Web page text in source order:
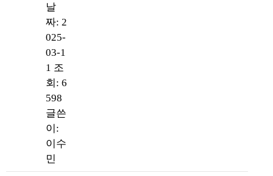
날
짜: 2
025-
03-1
1 조
회: 6
598
글쓴
이:
이수
민